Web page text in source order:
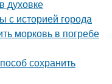
духовке
с историей города
морковь в погребе
сохранить